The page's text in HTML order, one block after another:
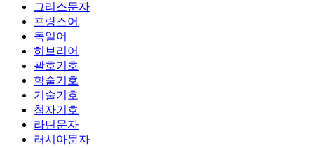
그리스문자
프랑스어
독일어
히브리어
괄호기호
학술기호
기술기호
첨자기호
라틴문자
러시아문자